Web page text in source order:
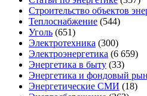
Строительство объектов
Теплоснабжение (544)
Уголь (651)
Электротехника (300)
Электроэнергетика (6 659)
Энергетика в быту (33)
Энергетика и фондовый
Энергетические СМИ (18)